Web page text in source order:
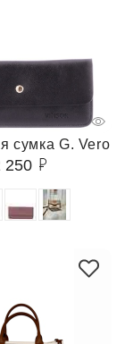
сумка G. Vero
250